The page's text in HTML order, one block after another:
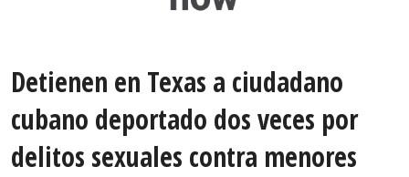
Detienen en Texas a ciudadano
cubano deportado dos veces por
delitos sexuales contra menores